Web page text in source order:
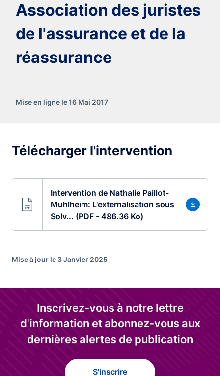
Association des juristes
de l'assurance et de la
réassurance
Mise en ligne le 16 Mai 2017
Télécharger l'intervention
Intervention de Nathalie Paillot-
Muhlheim: L'externalisation sous
Solv... (PDF - 486.36 Ko)
Mise à jour le 3 Janvier 2025
Inscrivez-vous à notre lettre
d'information et abonnez-vous aux
dernières alertes de publication
S'inscrire